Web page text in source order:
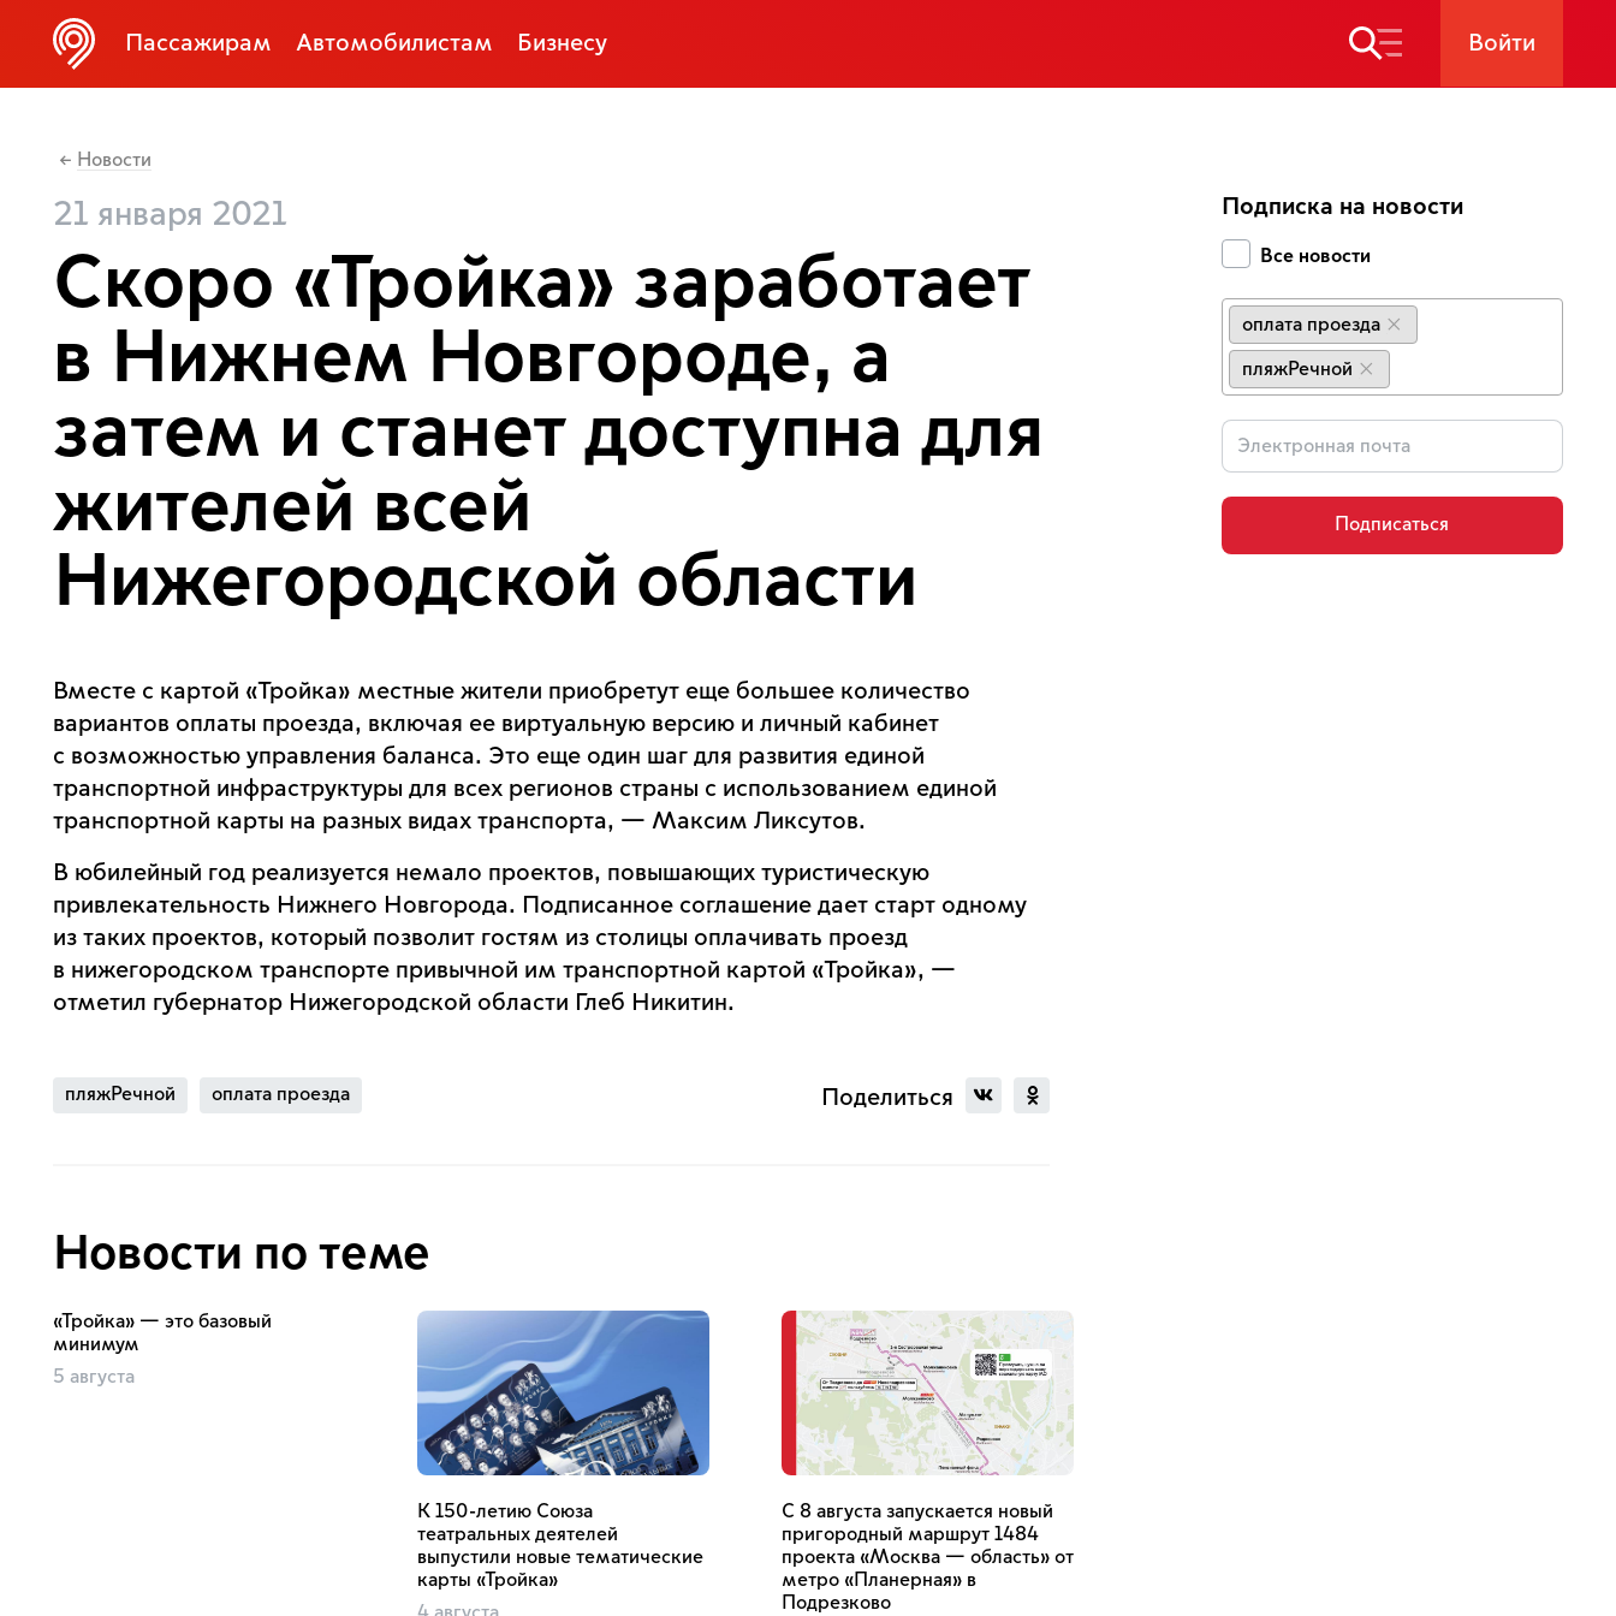
Пассажирам Автомобилистам Бизнесу Войти
← Новости
21 января 2021
Скоро «Тройка» заработает
в Нижнем Новгороде, а
затем и станет доступна для
жителей всей
Нижегородской области
Вместе с картой «Тройка» местные жители приобретут еще большее количество
вариантов оплаты проезда, включая ее виртуальную версию и личный кабинет
с возможностью управления баланса. Это еще один шаг для развития единой
транспортной инфраструктуры для всех регионов страны с использованием единой
транспортной карты на разных видах транспорта, — Максим Ликсутов.
В юбилейный год реализуется немало проектов, повышающих туристическую
привлекательность Нижнего Новгорода. Подписанное соглашение дает старт одному
из таких проектов, который позволит гостям из столицы оплачивать проезд
в нижегородском транспорте привычной им транспортной картой «Тройка», —
отметил губернатор Нижегородской области Глеб Никитин.
пляжРечной оплата проезда Поделиться
Новости по теме
«Тройка» — это базовый
минимум
5 августа
К 150-летию Союза
театральных деятелей
выпустили новые тематические
карты «Тройка»
С 8 августа запускается новый
пригородный маршрут 1484
проекта «Москва — область» от
метро «Планерная» в
Подрезково
Подписка на новости
Все новости
оплата проезда
пляжРечной
Подписаться